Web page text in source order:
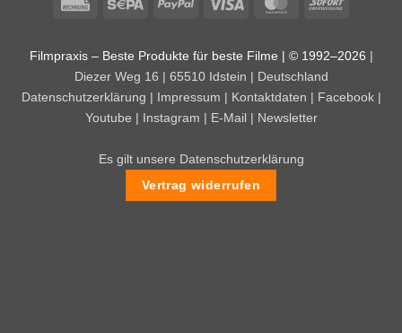
Filmpraxis – Beste Produkte für beste Filme | © 1992–2026 |
Diezer Weg 16 | 65510 Idstein | Deutschland
Datenschutzerklärung | Impressum | Kontaktdaten | Facebook|
Youtube | Instagram | E-Mail| Newsletter
Es gilt unsere Datenschutzerklärung
Vertrag widerrufen